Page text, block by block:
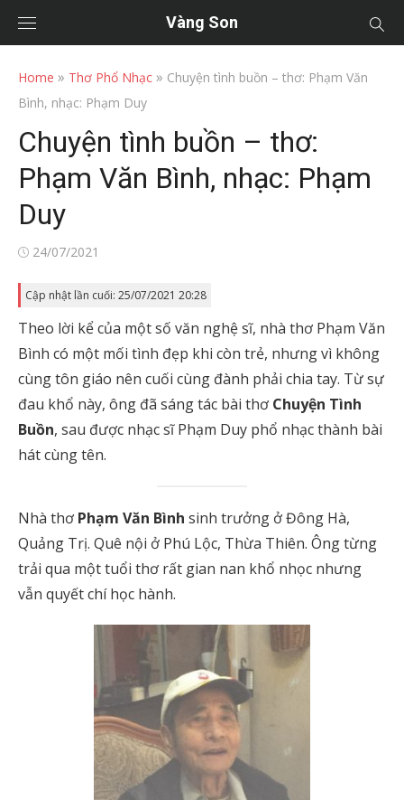
Vàng Son
Home » Thơ Phổ Nhạc » Chuyện tình buồn – thơ: Phạm Văn
Bình, nhạc: Phạm Duy
Chuyện tình buồn – thơ:
Phạm Văn Bình, nhạc: Phạm
Duy
Posted
24/07/2021
Cập nhật lần cuối: 25/07/2021 20:28
Theo lời kể của một số văn nghệ sĩ, nhà thơ Phạm Văn
Bình có một mối tình đẹp khi còn trẻ, nhưng vì không
cùng tôn giáo nên cuối cùng đành phải chia tay. Từ sự
đau khổ này, ông đã sáng tác bài thơ Chuyện Tình
Buồn, sau được nhạc sĩ Phạm Duy phổ nhạc thành bài
hát cùng tên.
Nhà thơ Phạm Văn Bình sinh trưởng ở Đông Hà,
Quảng Trị. Quê nội ở Phú Lộc, Thừa Thiên. Ông từng
trải qua một tuổi thơ rất gian nan khổ nhọc nhưng
vẫn quyết chí học hành.